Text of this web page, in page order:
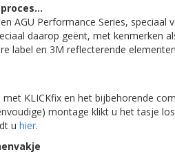
AGU Performance Series, speciaal
daarop geënt, met kenmerken
label en 3M reflecterende
KLICKfix en het bijbehorende
montage klikt u het tasje
u hier.